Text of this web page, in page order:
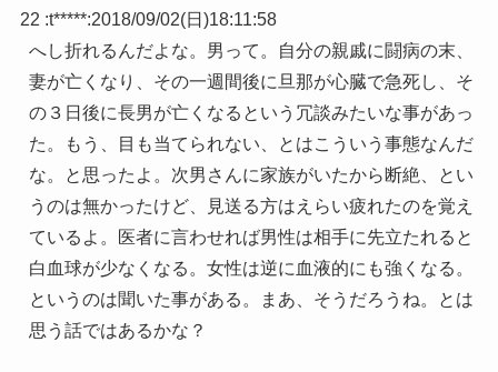
22 :t*****:2018/09/02(日)18:11:58
へし折れるんだよな。男って。自分の親戚に闘病の末、
妻が亡くなり、その一週間後に旦那が心臓で急死し、そ
の３日後に長男が亡くなるという冗談みたいな事があっ
た。もう、目も当てられない、とはこういう事態なんだ
な。と思ったよ。次男さんに家族がいたから断絶、とい
うのは無かったけど、見送る方はえらい疲れたのを覚え
ているよ。医者に言わせれば男性は相手に先立たれると
白血球が少なくなる。女性は逆に血液的にも強くなる。
というのは聞いた事がある。まあ、そうだろうね。とは
思う話ではあるかな？